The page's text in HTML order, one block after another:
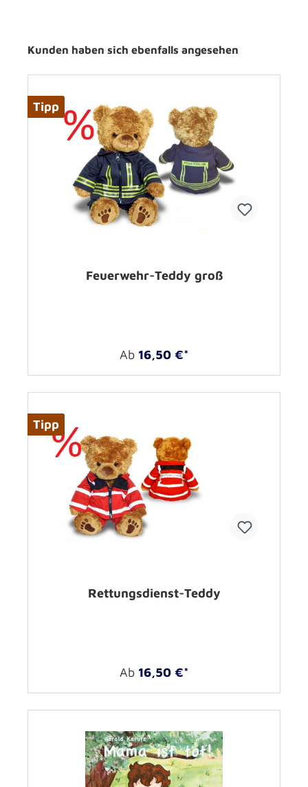
Kunden haben sich ebenfalls angesehen
Tipp
Feuerwehr-Teddy groß
Ab 16,50 €*
Tipp
Rettungsdienst-Teddy
Ab 16,50 €*